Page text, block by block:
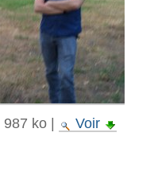
987 ko|
Voir